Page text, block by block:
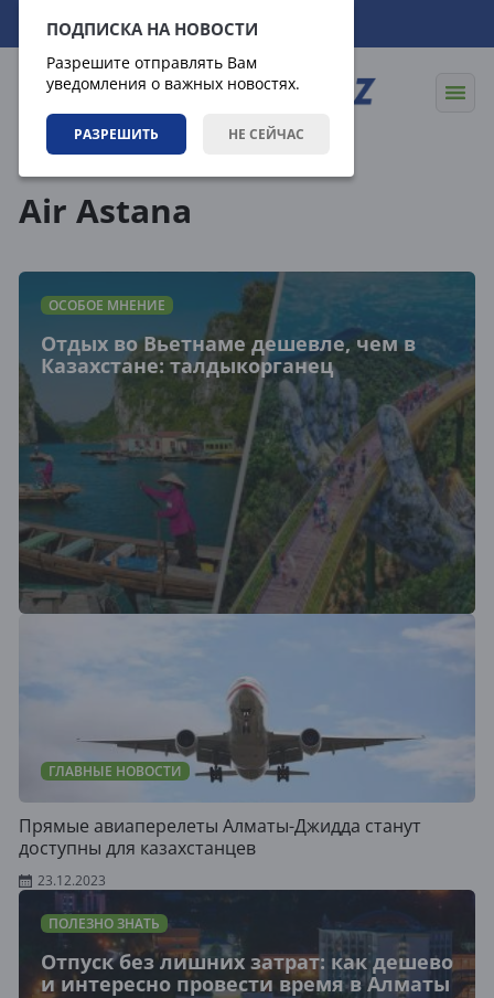
ПОДПИСКА НА НОВОСТИ
Разрешите отправлять Вам
уведомления о важных новостях.
РАЗРЕШИТЬ НЕ СЕЙЧАС
06.08.2026 18:00:16
Air Astana
ОСОБОЕ МНЕНИЕ
Отдых во Вьетнаме дешевле, чем в
Казахстане: талдыкорганец
ГЛАВНЫЕ НОВОСТИ
Прямые авиаперелеты Алматы-Джидда станут
доступны для казахстанцев
23.12.2023
ПОЛЕЗНО ЗНАТЬ
Отпуск без лишних затрат: как дешево
и интересно провести время в Алматы